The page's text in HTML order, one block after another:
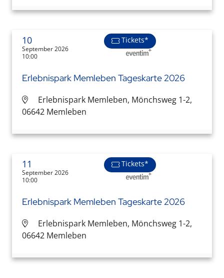
10
September 2026
10:00
Tickets*
Erlebnispark Memleben Tageskarte 2026
Erlebnispark Memleben, Mönchsweg 1-2,
06642 Memleben
11
September 2026
10:00
Tickets*
Erlebnispark Memleben Tageskarte 2026
Erlebnispark Memleben, Mönchsweg 1-2,
06642 Memleben